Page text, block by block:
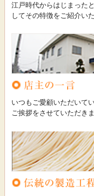
江戸時代からはじまった
してその特徴をご紹介い
いつもご愛顧いただいて
ご挨拶をさせていただきま